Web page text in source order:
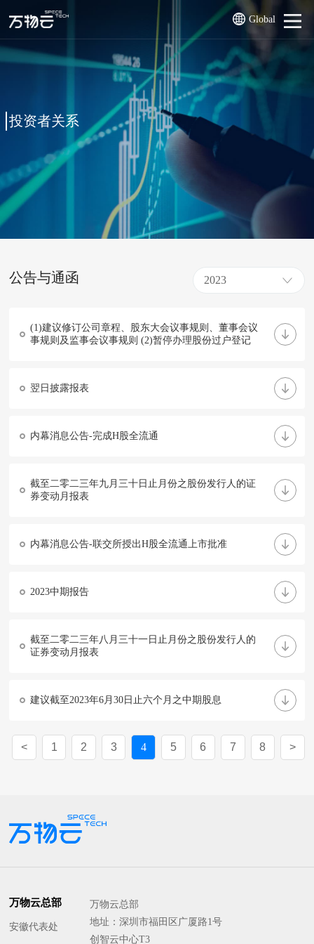
Global
投资者关系
公告与通函 2023
(1)建议修订公司章程、股东大会议事规则、董事会议
事规则及监事会议事规则 (2)暂停办理股份过户登记
翌日披露报表
内幕消息公告-完成H股全流通
截至二零二三年九月三十日止月份之股份发行人的证
券变动月报表
内幕消息公告-联交所授出H股全流通上市批准
2023中期报告
截至二零二三年八月三十一日止月份之股份发行人的
证券变动月报表
建议截至2023年6月30日止六个月之中期股息
1 2 3 4 5 6 7 8
万物云总部
安徽代表处
万物云总部
地址：深圳市福田区广厦路1号
创智云中心T3